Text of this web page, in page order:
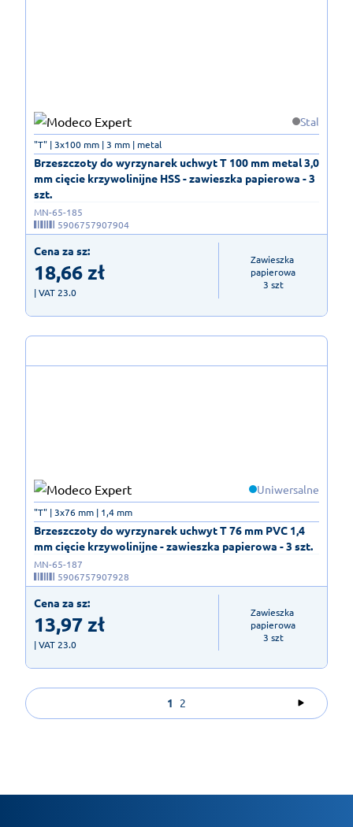
Stal
Brzeszczoty do wyrzynarek uchwyt T 100 mm metal 3,0
mm cięcie krzywolinijne HSS - zawieszka papierowa - 3
szt.
"T" | 3x100 mm | 3 mm | metal
MN-65-185
5906757907904
Cena za sz:
18,66zł
| VAT 23.0
Zawieszka
papierowa
3 szt
Uniwersalne
Brzeszczoty do wyrzynarek uchwyt T 76 mm PVC 1,4
mm cięcie krzywolinijne - zawieszka papierowa - 3 szt.
"T" | 3x76 mm | 1,4 mm
MN-65-187
5906757907928
Cena za sz:
13,97zł
| VAT 23.0
Zawieszka
papierowa
3 szt
1 2